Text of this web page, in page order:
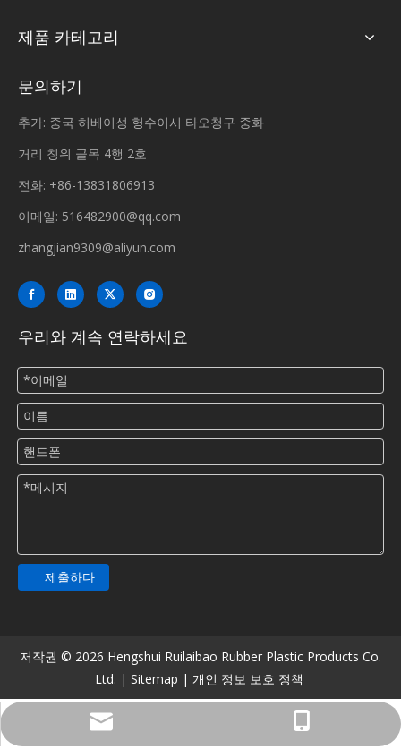
제품 카테고리
문의하기
추가: 중국 허베이성 헝수이시 타오청구 중화
거리 칭위 골목 4행 2호
전화: +86-13831806913
이메일: 516482900@qq.com
zhangjian9309@aliyun.com
우리와 계속 연락하세요
제출하다
저작권 © 2026 Hengshui Ruilaibao Rubber Plastic Products Co.
Ltd. | Sitemap | 개인 정보 보호 정책